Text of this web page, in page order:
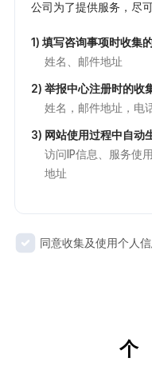
公司为了提供服务，尽
1) 填写咨询事项时收集
姓名、邮件地址
2) 举报中心注册时的收
姓名，邮件地址，电
3) 网站使用过程中自动
访问IP信息、服务使
地址
公司出于以下原因收集
2) 注册举报中心时的收
同意收集及使用个人信
同意委托管理个